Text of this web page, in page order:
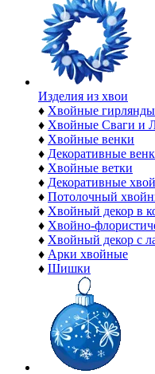
Изделия из хвои
♦ Хвойные гирлянды
♦ Хвойные Сваги и
♦ Хвойные венки
♦ Декоративные
♦ Хвойные ветки
♦ Декоративные
♦ Потолочный
♦ Хвойный декор в
♦ Хвойно-
♦ Хвойный декор с
♦ Арки хвойные
♦ Шишки